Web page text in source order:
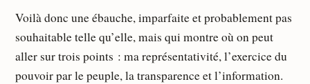
Voilà donc une ébauche, imparfaite et probablement pas
souhaitable telle qu’elle, mais qui montre où on peut
aller sur trois points : ma représentativité, l’exercice du
pouvoir par le peuple, la transparence et l’information.